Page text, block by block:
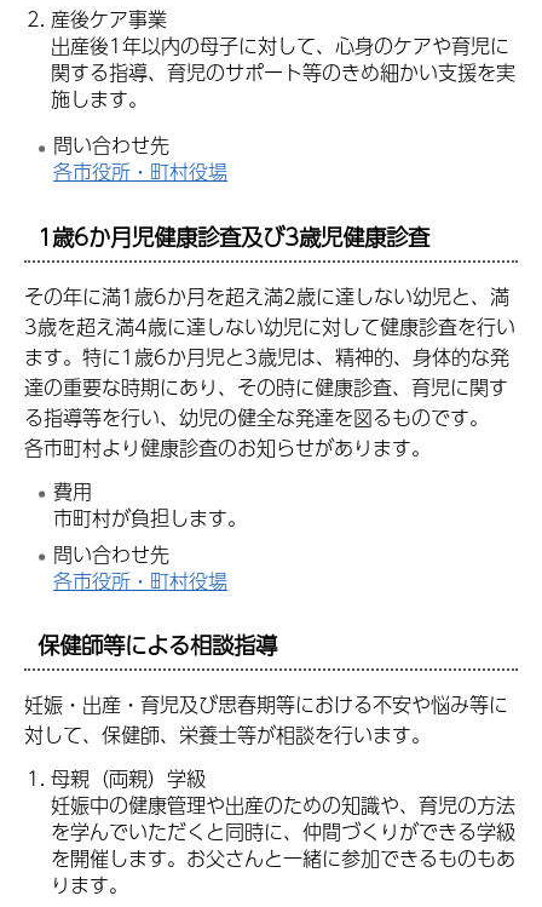
産後ケア事業
出産後1年以内の母子に対して、心身のケアや育児に
関する指導、育児のサポート等のきめ細かい支援を実
施します。
問い合わせ先
各市役所・町村役場
1歳6か月児健康診査及び3歳児健康診査
その年に満1歳6か月を超え満2歳に達しない幼児と、満
3歳を超え満4歳に達しない幼児に対して健康診査を行い
ます。特に1歳6か月児と3歳児は、精神的、身体的な発
達の重要な時期にあり、その時に健康診査、育児に関す
る指導等を行い、幼児の健全な発達を図るものです。
各市町村より健康診査のお知らせがあります。
費用
市町村が負担します。
問い合わせ先
各市役所・町村役場
保健師等による相談指導
妊娠・出産・育児及び思春期等における不安や悩み等に
対して、保健師、栄養士等が相談を行います。
母親（両親）学級
妊娠中の健康管理や出産のための知識や、育児の方法
を学んでいただくと同時に、仲間づくりができる学級
を開催します。お父さんと一緒に参加できるものもあ
ります。